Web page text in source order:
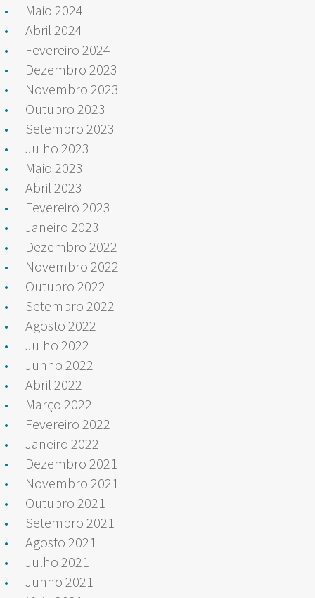
Maio 2024
Abril 2024
Fevereiro 2024
Dezembro 2023
Novembro 2023
Outubro 2023
Setembro 2023
Julho 2023
Maio 2023
Abril 2023
Fevereiro 2023
Janeiro 2023
Dezembro 2022
Novembro 2022
Outubro 2022
Setembro 2022
Agosto 2022
Julho 2022
Junho 2022
Abril 2022
Março 2022
Fevereiro 2022
Janeiro 2022
Dezembro 2021
Novembro 2021
Outubro 2021
Setembro 2021
Agosto 2021
Julho 2021
Junho 2021